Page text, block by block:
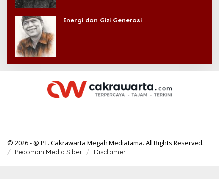
Energi dan Gizi Generasi
© 2026 - @ PT. Cakrawarta Megah Mediatama. All Rights Reserved.
Pedoman Media Siber Disclaimer